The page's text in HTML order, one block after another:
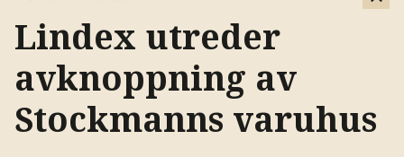
Lindex utreder
avknoppning av
Stockmanns varuhus